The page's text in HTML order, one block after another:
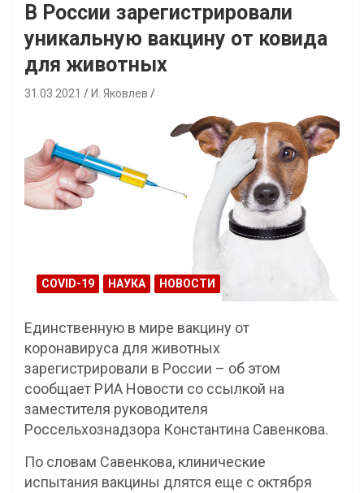
В России зарегистрировали
уникальную вакцину от ковида
для животных
31.03.2021 И. Яковлев
COVID-19 НАУКА НОВОСТИ
Единственную в мире вакцину от
коронавируса для животных
зарегистрировали в России – об этом
сообщает РИА Новости со ссылкой на
заместителя руководителя
Россельхознадзора Константина Савенкова.
По словам Савенкова, клинические
испытания вакцины длятся еще с октября